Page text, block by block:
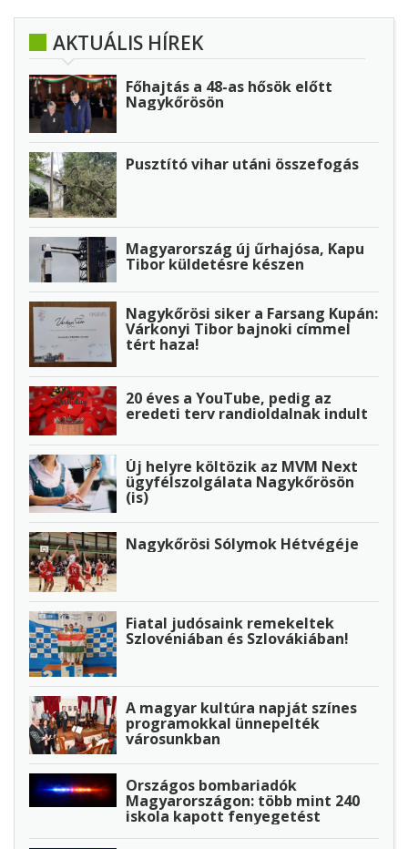
AKTUÁLIS HÍREK
Főhajtás a 48-as hősök előtt
Nagykőrösön
Pusztító vihar utáni összefogás
Magyarország új űrhajósa, Kapu
Tibor küldetésre készen
Nagykőrösi siker a Farsang Kupán:
Várkonyi Tibor bajnoki címmel
tért haza!
20 éves a YouTube, pedig az
eredeti terv randioldalnak indult
Új helyre költözik az MVM Next
ügyfélszolgálata Nagykőrösön
(is)
Nagykőrösi Sólymok Hétvégéje
Fiatal judósaink remekeltek
Szlovéniában és Szlovákiában!
A magyar kultúra napját színes
programokkal ünnepelték
városunkban
Országos bombariadók
Magyarországon: több mint 240
iskola kapott fenyegetést